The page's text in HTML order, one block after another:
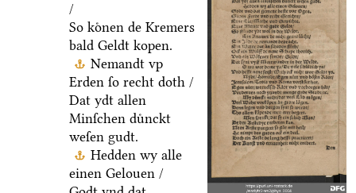
/
So koͤnen de Kremers
bald Geldt kopen.
Nemandt vp
Erden ſo recht doth /
Dat ydt allen
Minſchen duͤnckt
weſen gudt.
Hedden wy alle
einen Gelouen /